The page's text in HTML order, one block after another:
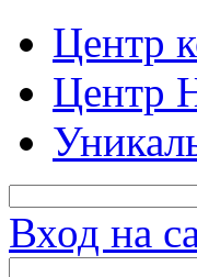
Центр
Центр
Вход на